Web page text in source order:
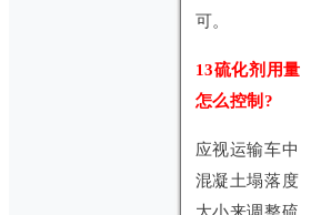
可。
13硫化剂用量
怎么控制?
应视运输车中
混凝土塌落度
大小来调整硫